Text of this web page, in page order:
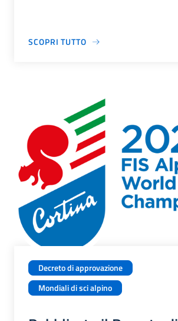
SCOPRI TUTTO
Decreto di approvazione
Mondiali di sci alpino